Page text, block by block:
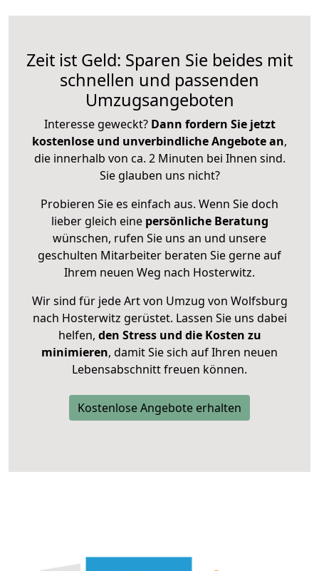
Zeit ist Geld: Sparen Sie beides mit
schnellen und passenden
Umzugsangeboten
Interesse geweckt? Dann fordern Sie jetzt
kostenlose und unverbindliche Angebote an,
die innerhalb von ca. 2 Minuten bei Ihnen sind.
Sie glauben uns nicht?
Probieren Sie es einfach aus. Wenn Sie doch
lieber gleich eine persönliche Beratung
wünschen, rufen Sie uns an und unsere
geschulten Mitarbeiter beraten Sie gerne auf
Ihrem neuen Weg nach Hosterwitz.
Wir sind für jede Art von Umzug von Wolfsburg
nach Hosterwitz gerüstet. Lassen Sie uns dabei
helfen, den Stress und die Kosten zu
minimieren, damit Sie sich auf Ihren neuen
Lebensabschnitt freuen können.
Kostenlose Angebote erhalten